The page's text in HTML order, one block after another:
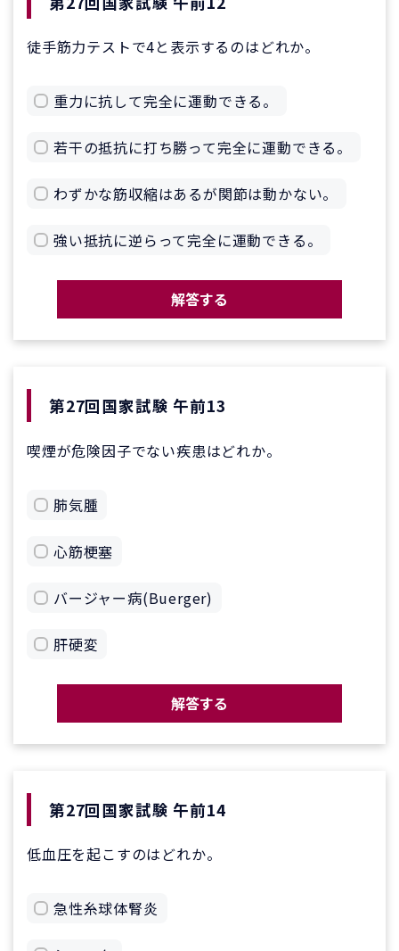
徒手筋力テストで4と表示するのはどれか。
重力に抗して完全に運動できる。
若干の抵抗に打ち勝って完全に運動できる。
わずかな筋収縮はあるが関節は動かない。
強い抵抗に逆らって完全に運動できる。
解答する
第27回国家試験 午前13
喫煙が危険因子でない疾患はどれか。
肺気腫
心筋梗塞
バージャー病(Buerger)
肝硬変
解答する
第27回国家試験 午前14
低血圧を起こすのはどれか。
急性糸球体腎炎